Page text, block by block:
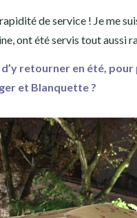
de service ! Je me
ont été servis tout aussi
retourner en été,
et Blanquette ?